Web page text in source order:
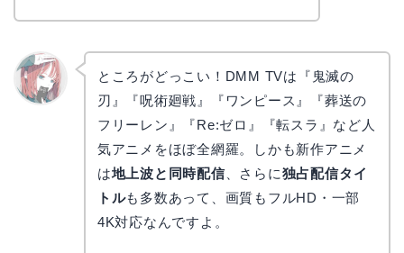
ところがどっこい！DMM TVは『鬼滅の
刃』『呪術廻戦』『ワンピース』『葬送の
フリーレン』『Re:ゼロ』『転スラ』など人
気アニメをほぼ全網羅。しかも新作アニメ
は地上波と同時配信、さらに独占配信タイ
トルも多数あって、画質もフルHD・一部
4K対応なんですよ。